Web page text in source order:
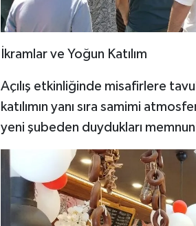
İkramlar ve Yoğun Katılım
Açılış etkinliğinde misafirlere
katılımın yanı sıra samimi
yeni şubeden duydukları